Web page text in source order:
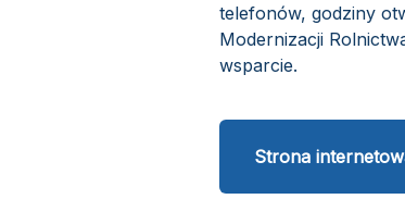
telefonów, godziny
Modernizacji
wsparcie.
Strona